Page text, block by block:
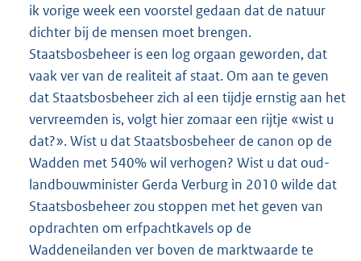
ik vorige week een voorstel gedaan dat de natuur
dichter bij de mensen moet brengen.
Staatsbosbeheer is een log orgaan geworden, dat
vaak ver van de realiteit af staat. Om aan te geven
dat Staatsbosbeheer zich al een tijdje ernstig aan het
vervreemden is, volgt hier zomaar een rijtje «wist u
dat?». Wist u dat Staatsbosbeheer de canon op de
Wadden met 540% wil verhogen? Wist u dat oud-
landbouwminister Gerda Verburg in 2010 wilde dat
Staatsbosbeheer zou stoppen met het geven van
opdrachten om erfpachtkavels op de
Waddeneilanden ver boven de marktwaarde te